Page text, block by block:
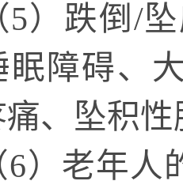
跌倒/坠
眠障碍、
、坠积
老年人的